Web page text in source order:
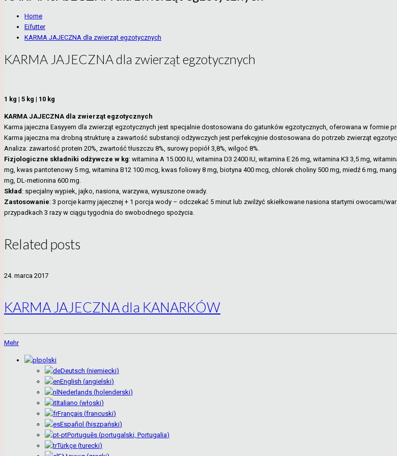
Home
Eifutter
KARMA JAJECZNA dla zwierząt egzotycznych
KARMA JAJECZNA dla zwierząt egzotycznych
1 kg | 5 kg | 10 kg
KARMA JAJECZNA dla zwierząt egzotycznych
Karma jajeczna Easyyem dla zwierząt egzotycznych jest specjalnie dostosowana do gatunków egzotycznych, oferowana w formie
Karma jajeczna ma drobną strukturę a zawartość substancji odżywczych jest perfekcyjnie dostosowana do potrzeb zwierząt
Analiza: zawartość protein 20%, zwartość tłuszczu 8%, surowy popiół 3,8%, wilgoć 8%.
Fizjologiczne składniki odżywcze w kg: witamina A 15.000 IU, witamina D3 2400 IU, witamina E 26 mg, witamina K3 3,5 mg,
mg, kwas pantotenowy 5 mg, witamina B12 100 mcg, kwas foliowy 8 mg, biotyna 400 mcg, chlorek choliny 500 mg, miedź 6 mg,
mg, DL-metionina 600 mg.
Skład : specjalny wypiek, jajko, nasiona, warzywa, wysuszone owady.
Zastosowanie: 3 porcje karmy jajecznej + 1 porcja wody – odczekać 5 minut lub zwilżyć skiełkowane nasiona startymi owocami/
przypadkach 3 razy w ciągu tygodnia do swobodnego spożycia.
Related posts
24. marca 2017
KARMA JAJECZNA dla KANARKÓW
Mehr
polski
Deutsch (niemiecki)
English (angielski)
Nederlands (holenderski)
Italiano (włoski)
Français (francuski)
Español (hiszpański)
Português (portugalski, Portugalia)
Türkçe (turecki)